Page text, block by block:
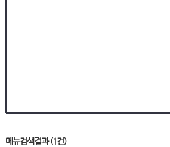
메뉴검색결과(1건)